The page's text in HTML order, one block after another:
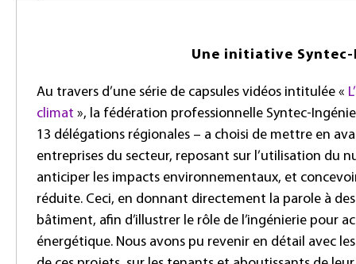
Une initiative
Au travers d’une série de capsules vidéos intitulée «
climat », la fédération professionnelle Syntec-
13 délégations régionales – a choisi de mettre en
entreprises du secteur, reposant sur l’utilisation du
anticiper les impacts environnementaux, et
réduite. Ceci, en donnant directement la parole à
bâtiment, afin d’illustrer le rôle de l’ingénierie pour
énergétique. Nous avons pu revenir en détail avec